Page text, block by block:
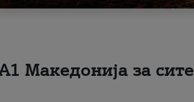
Македонија за сите